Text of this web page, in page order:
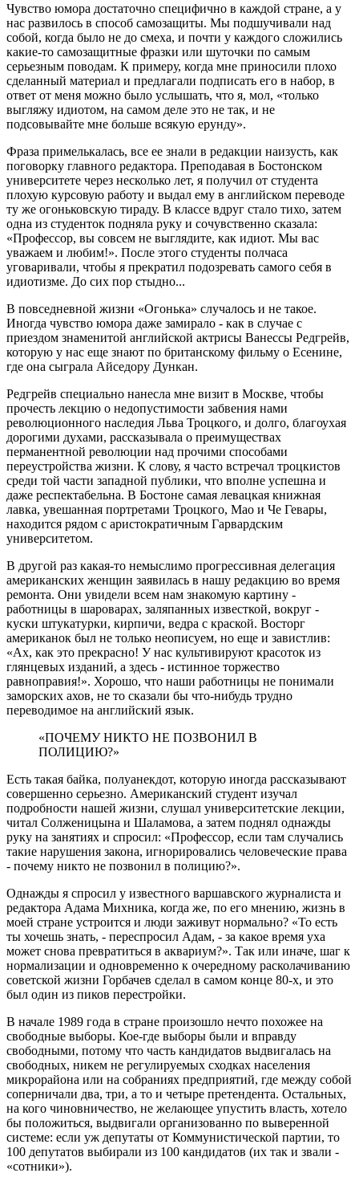
Чувство юмора достаточно специфично в каждой стране, а у
нас развилось в способ самозащиты. Мы подшучивали над
собой, когда было не до смеха, и почти у каждого сложились
какие-то самозащитные фразки или шуточки по самым
серьезным поводам. К примеру, когда мне приносили плохо
сделанный материал и предлагали подписать его в набор, в
ответ от меня можно было услышать, что я, мол, «только
выгляжу идиотом, на самом деле это не так, и не
подсовывайте мне больше всякую ерунду».
Фраза примелькалась, все ее знали в редакции наизусть, как
поговорку главного редактора. Преподавая в Бостонском
университете через несколько лет, я получил от студента
плохую курсовую работу и выдал ему в английском переводе
ту же огоньковскую тираду. В классе вдруг стало тихо, затем
одна из студенток подняла руку и сочувственно сказала:
«Профессор, вы совсем не выглядите, как идиот. Мы вас
уважаем и любим!». После этого студенты полчаса
уговаривали, чтобы я прекратил подозревать самого себя в
идиотизме. До сих пор стыдно...
В повседневной жизни «Огонька» случалось и не такое.
Иногда чувство юмора даже замирало - как в случае с
приездом знаменитой английской актрисы Ванессы Редгрейв,
которую у нас еще знают по британскому фильму о Есенине,
где она сыграла Айседору Дункан.
Редгрейв специально нанесла мне визит в Москве, чтобы
прочесть лекцию о недопустимости забвения нами
революционного наследия Льва Троцкого, и долго, благоухая
дорогими духами, рассказывала о преимуществах
перманентной революции над прочими способами
переустройства жизни. К слову, я часто встречал троцкистов
среди той части западной публики, что вполне успешна и
даже респектабельна. В Бостоне самая левацкая книжная
лавка, увешанная портретами Троцкого, Мао и Че Гевары,
находится рядом с аристократичным Гарвардским
университетом.
В другой раз какая-то немыслимо прогрессивная делегация
американских женщин заявилась в нашу редакцию во время
ремонта. Они увидели всем нам знакомую картину -
работницы в шароварах, заляпанных известкой, вокруг -
куски штукатурки, кирпичи, ведра с краской. Восторг
американок был не только неописуем, но еще и завистлив:
«Ах, как это прекрасно! У нас культивируют красоток из
глянцевых изданий, а здесь - истинное торжество
равноправия!». Хорошо, что наши работницы не понимали
заморских ахов, не то сказали бы что-нибудь трудно
переводимое на английский язык.
«ПОЧЕМУ НИКТО НЕ ПОЗВОНИЛ В
ПОЛИЦИЮ?»
Есть такая байка, полуанекдот, которую иногда рассказывают
совершенно серьезно. Американский студент изучал
подробности нашей жизни, слушал университетские лекции,
читал Солженицына и Шаламова, а затем поднял однажды
руку на занятиях и спросил: «Профессор, если там случались
такие нарушения закона, игнорировались человеческие права
- почему никто не позвонил в полицию?».
Однажды я спросил у известного варшавского журналиста и
редактора Адама Михника, когда же, по его мнению, жизнь в
моей стране устроится и люди заживут нормально? «То есть
ты хочешь знать, - переспросил Адам, - за какое время уха
может снова превратиться в аквариум?». Так или иначе, шаг к
нормализации и одновременно к очередному расколачиванию
советской жизни Горбачев сделал в самом конце 80-х, и это
был один из пиков перестройки.
В начале 1989 года в стране произошло нечто похожее на
свободные выборы. Кое-где выборы были и вправду
свободными, потому что часть кандидатов выдвигалась на
свободных, никем не регулируемых сходках населения
микрорайона или на собраниях предприятий, где между собой
соперничали два, три, а то и четыре претендента. Остальных,
на кого чиновничество, не желающее упустить власть, хотело
бы положиться, выдвигали организованно по выверенной
системе: если уж депутаты от Коммунистической партии, то
100 депутатов выбирали из 100 кандидатов (их так и звали -
«сотники»).